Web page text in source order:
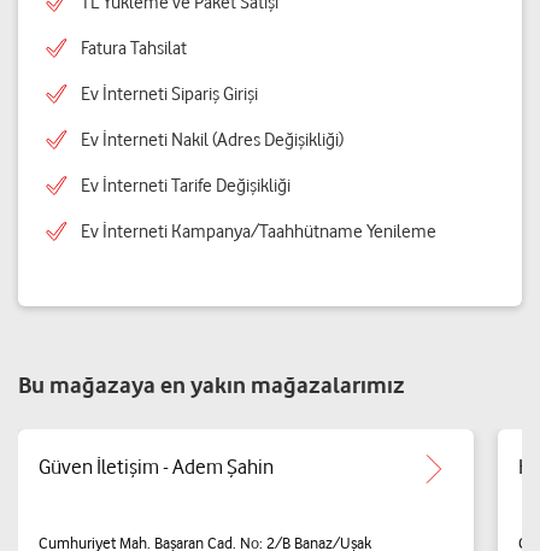
Fatura Tahsilat
Ev İnterneti Sipariş Girişi
Ev İnterneti Nakil (Adres Değişikliği)
Ev İnterneti Tarife Değişikliği
Ev İnterneti Kampanya/Taahhütname Yenileme
Bu mağazaya en yakın mağazalarımız
Güven İletişim - Adem Şahin
Cumhuriyet Mah. Başaran Cad. No: 2/B Banaz/Uşak